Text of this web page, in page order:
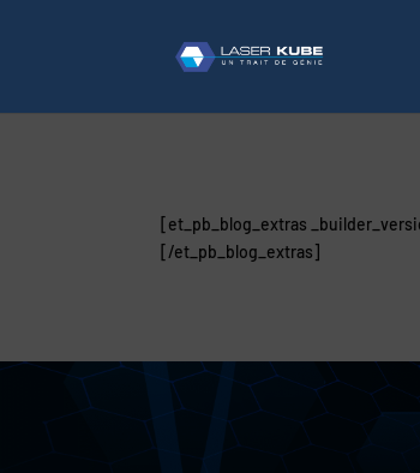
[et_pb_blog_extras
[/et_pb_blog_extras]